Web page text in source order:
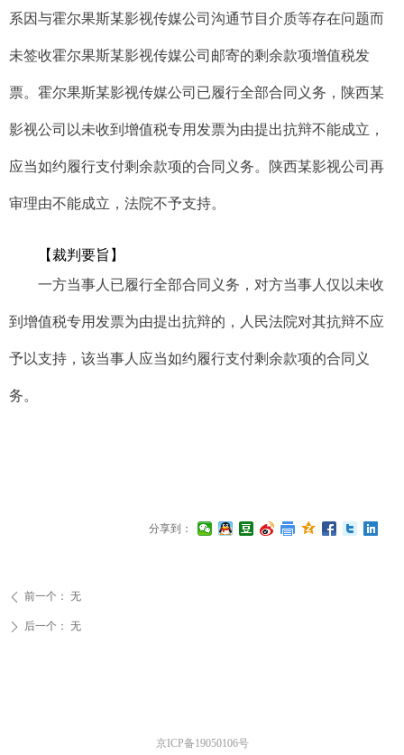
系因与霍尔果斯某影视传媒公司沟通节目介质等存在问题而
未签收霍尔果斯某影视传媒公司邮寄的剩余款项增值税发
票。霍尔果斯某影视传媒公司已履行全部合同义务，陕西某
影视公司以未收到增值税专用发票为由提出抗辩不能成立，
应当如约履行支付剩余款项的合同义务。陕西某影视公司再
审理由不能成立，法院不予支持。
【裁判要旨 】
一方当事人已履行全部合同义务，对方当事人仅以未收
到增值税专用发票为由提出抗辩的，人民法院对其抗辩不应
予以支持，该当事人应当如约履行支付剩余款项的合同义
务。
分享到：
ꄴ 前一个： 无
ꄲ 后一个： 无
京ICP备19050106号